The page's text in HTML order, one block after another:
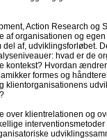
Action Research og
af organisationen og
af, udviklingsforløbet.
hvad er de
kontekst? Hvordan
formes og
klientorganisationens
klientrelationen og